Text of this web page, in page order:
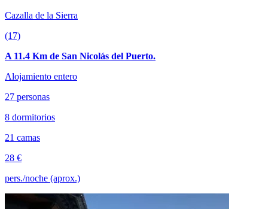
Cazalla de la Sierra
(17)
A 11.4 Km de San Nicolás del Puerto.
Alojamiento entero
27 personas
8 dormitorios
21 camas
28 €
pers./noche (aprox.)